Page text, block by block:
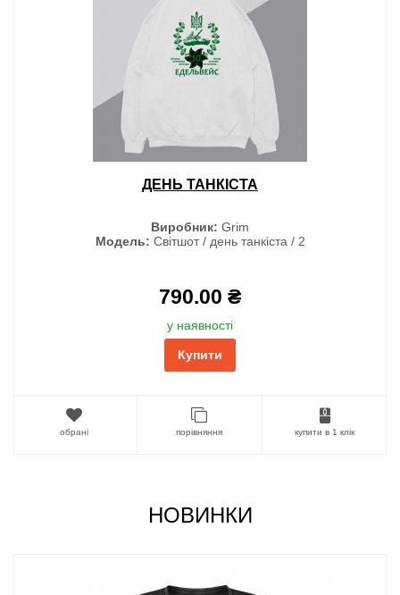
ДЕНЬ ТАНКІСТА
Виробник: Grim
Модель: Світшот / день танкіста / 2
790.00 ₴
у наявності
Купити
обрані порівняння купити в 1 клік
НОВИНКИ